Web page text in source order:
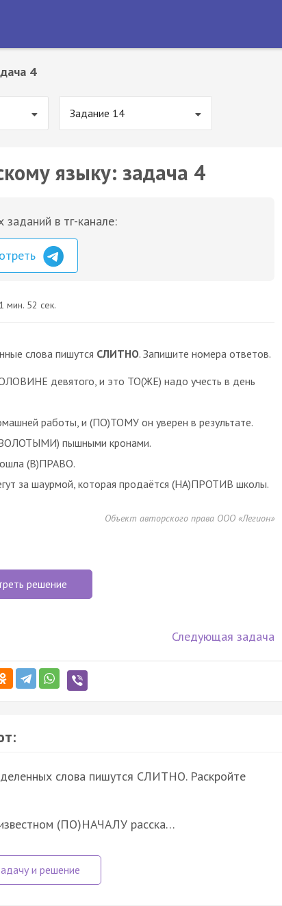
4
Задание 14
языку: задача 4
в тг-канале:
1 мин. 52 сек.
слова пишутся СЛИТНО. Запишите номера ответов.
девятого, и это ТО(ЖЕ) надо учесть в день
работы, и (ПО)ТОМУ он уверен в результате.
пышными кронами.
(В)ПРАВО.
за шаурмой, которая продаётся (НА)ПРОТИВ школы.
Объект авторского права ООО «Легион»
решение
Следующая задача
слова пишутся СЛИТНО. Раскройте
известном (ПО)НАЧАЛУ расска…